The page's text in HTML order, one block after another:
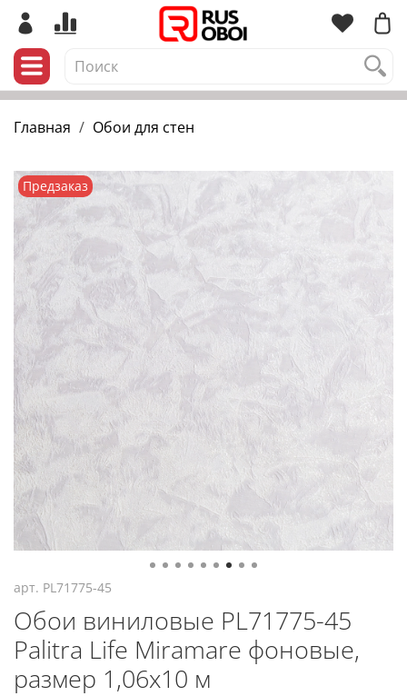
Главная Обои для стен
Предзаказ
арт. PL71775-45
Обои виниловые PL71775-45
Palitra Life Miramare фоновые,
размер 1,06х10 м